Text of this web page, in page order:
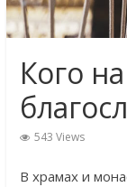
Кого
543 Views
В храмах и